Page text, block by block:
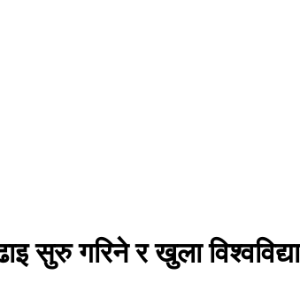
सुरु गरिने र खुला